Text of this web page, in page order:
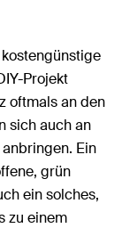
Projekt
oftmals an den
sich auch an
Ein
grün
ein solches,
zu einem